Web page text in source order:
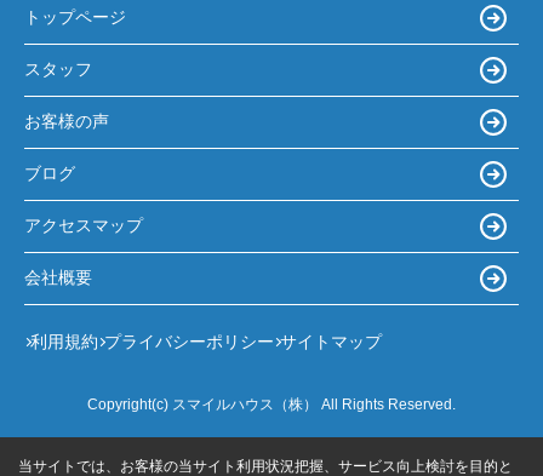
トップページ
スタッフ
お客様の声
ブログ
アクセスマップ
会社概要
利用規約 プライバシーポリシー サイトマップ
Copyright(c) スマイルハウス（株） All Rights Reserved.
当サイトでは、お客様の当サイト利用状況把握、サービス向上検討を目的と